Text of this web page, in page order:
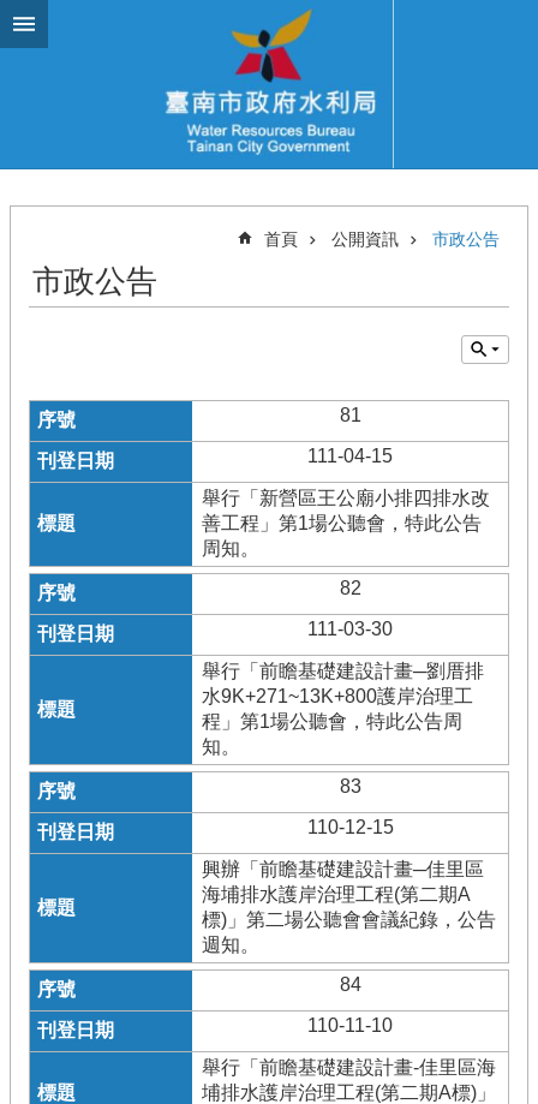
跳到主要內容區塊
首頁 公開資訊 市政公告
市政公告
81
111-04-15
舉行「新營區王公廟小排四排水改
善工程」第1場公聽會，特此公告
周知。
82
111-03-30
舉行「前瞻基礎建設計畫─劉厝排
水9K+271~13K+800護岸治理工
程」第1場公聽會，特此公告周
知。
83
110-12-15
興辦「前瞻基礎建設計畫─佳里區
海埔排水護岸治理工程(第二期A
標)」第二場公聽會會議紀錄，公告
週知。
84
110-11-10
舉行「前瞻基礎建設計畫-佳里區海
埔排水護岸治理工程(第二期A標)」